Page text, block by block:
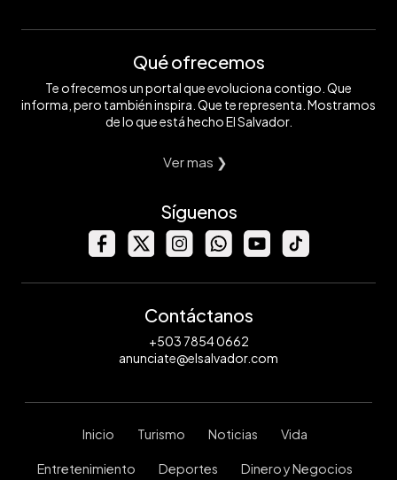
Qué ofrecemos
Te ofrecemos un portal que evoluciona contigo. Que
informa, pero también inspira. Que te representa. Mostramos
de lo que está hecho El Salvador.
Ver mas ❯
Síguenos
Contáctanos
+503 7854 0662
anunciate@elsalvador.com
Inicio Turismo Noticias Vida
Entretenimiento Deportes Dinero y Negocios